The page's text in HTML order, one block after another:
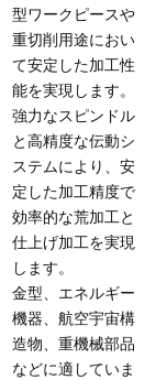
型ワークピースや
重切削用途におい
て安定した加工性
能を実現します。
強力なスピンドル
と高精度な伝動シ
ステムにより、安
定した加工精度で
効率的な荒加工と
仕上げ加工を実現
します。
金型、エネルギー
機器、航空宇宙構
造物、重機械部品
などに適していま